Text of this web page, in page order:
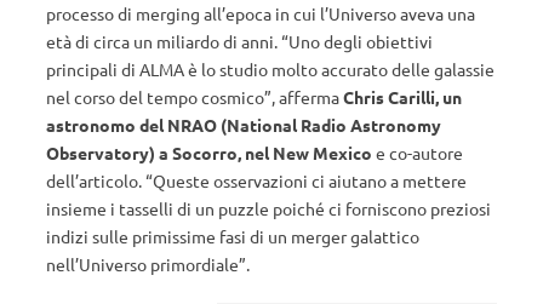
processo di merging all’epoca in cui l’Universo aveva una
età di circa un miliardo di anni. “Uno degli obiettivi
principali di ALMA è lo studio molto accurato delle galassie
nel corso del tempo cosmico”, affermaChris Carilli, un
astronomo del NRAO (National Radio Astronomy
Observatory) a Socorro, nel New Mexico e co-autore
dell’articolo. “Queste osservazioni ci aiutano a mettere
insieme i tasselli di un puzzle poiché ci forniscono preziosi
indizi sulle primissime fasi di un merger galattico
nell’Universo primordiale”.